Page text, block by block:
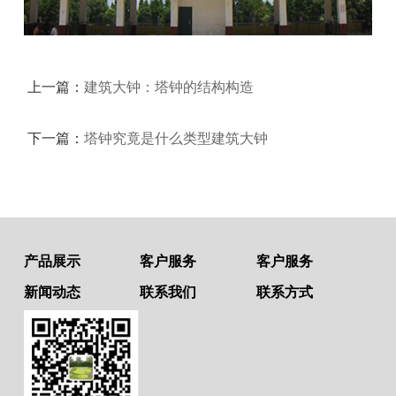
上一篇： 建筑大钟：塔钟的结构构造
下一篇： 塔钟究竟是什么类型建筑大钟
产品展示 客户服务 客户服务
新闻动态 联系我们 联系方式